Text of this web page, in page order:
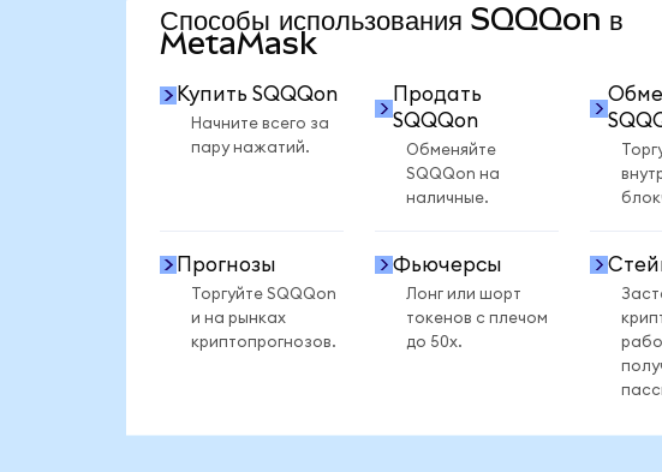
Способы использования SQQQon в
MetaMask
Купить SQQQon
Начните всего за
пару нажатий.
Продать
SQQQon
Обменяйте
SQQQon на
наличные.
Прогнозы
Торгуйте SQQQon
и на рынках
криптопрогнозов.
Фьючерсы
Лонг или шорт
токенов с плечом
до 50x.